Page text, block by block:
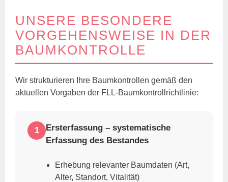
UNSERE BESONDERE
VORGEHENSWEISE IN DER
BAUMKONTROLLE
Wir strukturieren Ihre Baumkontrollen gemäß den
aktuellen Vorgaben der FLL-Baumkontrollrichtlinie:
1
Ersterfassung – systematische
Erfassung des Bestandes
Erhebung relevanter Baumdaten (Art,
Alter, Standort, Vitalität)